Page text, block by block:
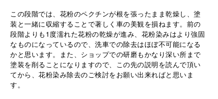
この段階では、花粉のペクチンが根を張ったまま乾燥し、塗
装と一緒に収縮することで著しく車の美観を損ねます。前の
段階よりも1度濡れた花粉の乾燥が進み、花粉染みはより強固
なものになっているので、洗車での除去はほぼ不可能になる
かと思います。また、ショップでの研磨もかなり深い所まで
塗装を削ることになりますので、この先の説明を読んで頂い
てから、花粉染み除去のご検討をお願い出来ればと思いま
す。